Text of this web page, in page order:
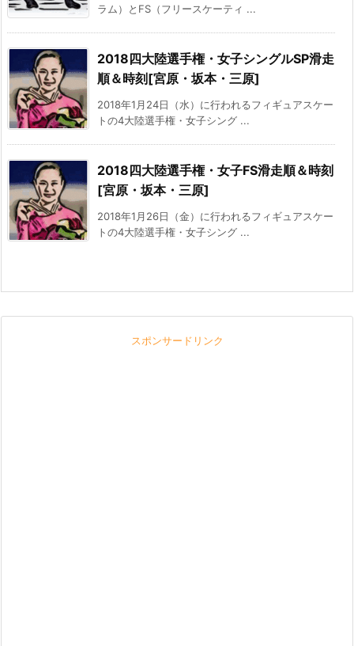
ラム）とFS（フリースケーティ ...
2018四大陸選手権・女子シングルSP滑走
順＆時刻[宮原・坂本・三原]
2018年1月24日（水）に行われるフィギュアスケー
トの4大陸選手権・女子シング ...
2018四大陸選手権・女子FS滑走順＆時刻
[宮原・坂本・三原]
2018年1月26日（金）に行われるフィギュアスケー
トの4大陸選手権・女子シング ...
スポンサードリンク